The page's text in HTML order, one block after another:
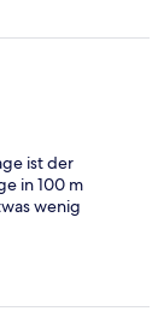
ist der
in 100 m
wenig